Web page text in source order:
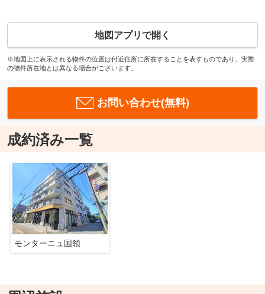
地図アプリで開く
※地図上に表示される物件の位置は付近住所に所在することを表すものであり、実際
の物件所在地とは異なる場合がございます。
お問い合わせ(無料)
成約済み一覧
モンターニュ国領